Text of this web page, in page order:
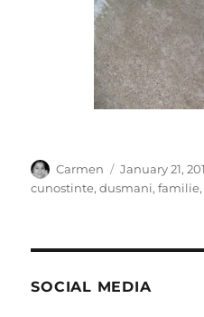
Author
Carmen
Posted
on
January 21,
cunostinte,dusmani,familie,
SOCIAL MEDIA